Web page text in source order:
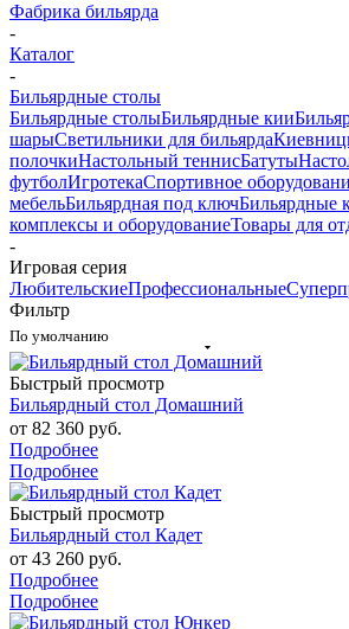
Фабрика бильярда
-
Каталог
-
Бильярдные столы
Бильярдные столыБильярдные кии
шарыСветильники для бильярда
полочкиНастольный теннисБатуты
футболИгротекаСпортивное
мебельБильярдная под ключБильярдные
комплексы и оборудованиеТовары для
-
Игровая серия
ЛюбительскиеПрофессиональные
Фильтр
По умолчанию
Быстрый просмотр
Бильярдный стол Домашний
от 82 360 руб.
Подробнее
Подробнее
Быстрый просмотр
Бильярдный стол Кадет
от 43 260 руб.
Подробнее
Подробнее